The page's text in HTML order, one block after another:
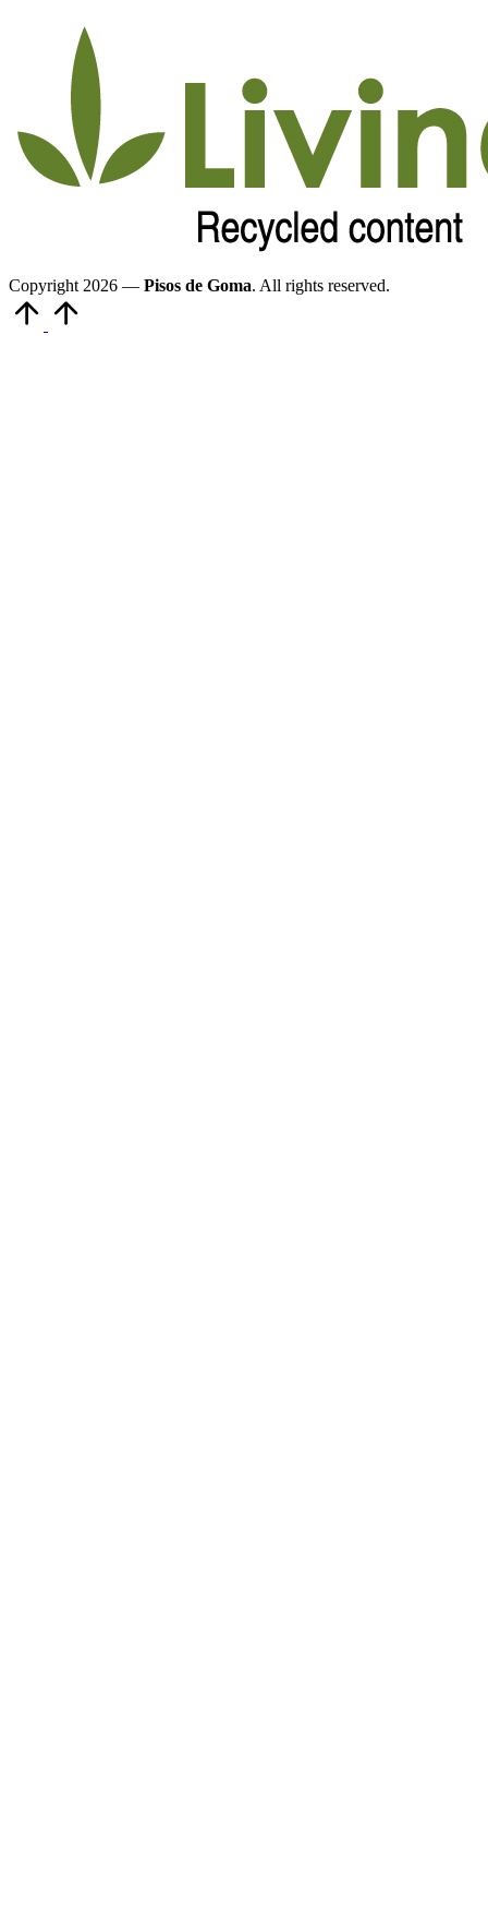
Copyright 2026 — Pisos de Goma. All rights reserved.